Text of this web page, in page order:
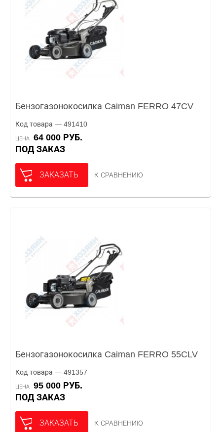
Бензогазонокосилка Caiman FERRO 47CV
Код товара — 491410
ЦЕНА
64 000 РУБ.
ПОД ЗАКАЗ
ЗАКАЗАТЬ К СРАВНЕНИЮ
Бензогазонокосилка Caiman FERRO 55CLV
Код товара — 491357
ЦЕНА
95 000 РУБ.
ПОД ЗАКАЗ
ЗАКАЗАТЬ К СРАВНЕНИЮ